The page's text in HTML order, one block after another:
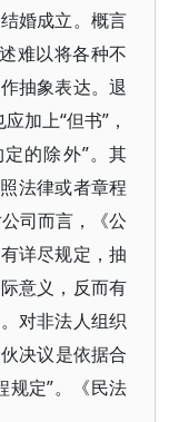
婚成立。概言
难以将各种不
抽象表达。退
加上“但书”，
的除外”。其
法律或者章程
司而言，《公
详尽规定，抽
意义，反而有
对非法人组织
决议是依据合
规定”。《民法